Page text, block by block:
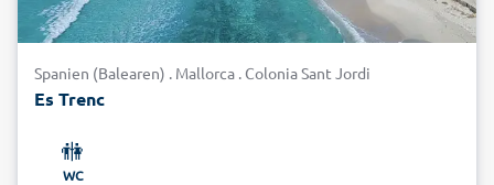
Spanien (Balearen) . Mallorca . Colonia Sant Jordi
Es Trenc
🚻
WC